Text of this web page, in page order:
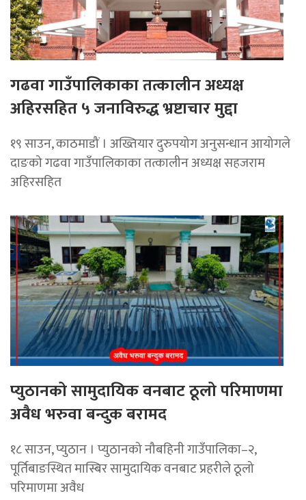
गढवा गाउँपालिकाका तत्कालीन अध्यक्ष
अहिरसहित ५ जनाविरुद्ध भ्रष्टाचार मुद्दा
१९ साउन, काठमाडौं । अख्तियार दुरुपयोग अनुसन्धान आयोगले
दाङको गढवा गाउँपालिकाका तत्कालीन अध्यक्ष सहजराम
अहिरसहित
प्युठानको सामुदायिक वनबाट ठूलो परिमाणमा
अवैध भरुवा बन्दुक बरामद
१८ साउन, प्युठान । प्युठानको नौबहिनी गाउँपालिका–२,
पूर्तिबाङस्थित मास्बिर सामुदायिक वनबाट प्रहरीले ठूलो
परिमाणमा अवैध